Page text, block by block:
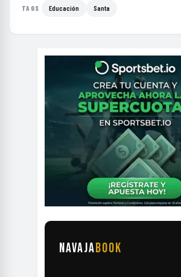
TAGS Educación Santa
NAVAJABOOK